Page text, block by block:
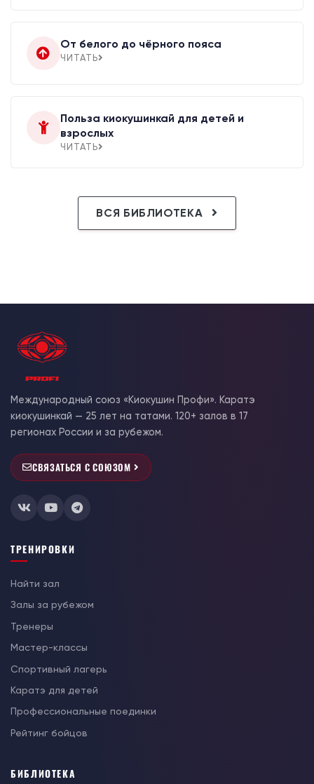
От белого до чёрного пояса
ЧИТАТЬ
Польза киокушинкай для детей и
взрослых
ЧИТАТЬ
ВСЯ БИБЛИОТЕКА
Международный союз «Киокушин Профи». Каратэ
киокушинкай — 25 лет на татами. 120+ залов в 17
регионах России и за рубежом.
СВЯЗАТЬСЯ С СОЮЗОМ
ТРЕНИРОВКИ
Найти зал
Залы за рубежом
Тренеры
Мастер-классы
Спортивный лагерь
Каратэ для детей
Профессиональные поединки
Рейтинг бойцов
БИБЛИОТЕКА